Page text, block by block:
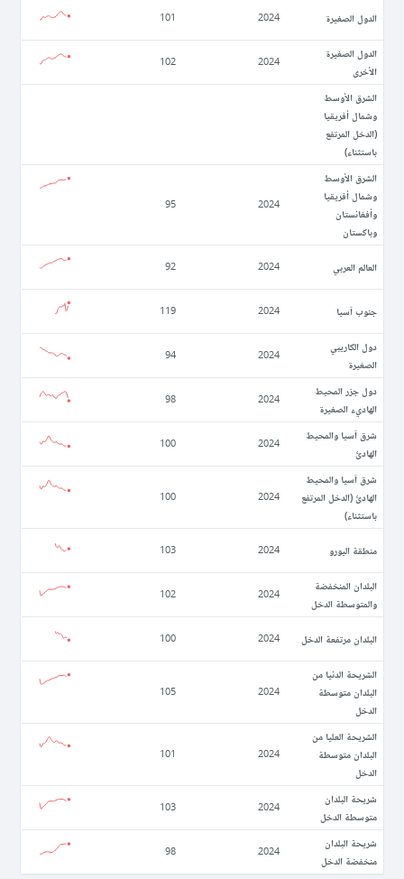
الدول الصغيرة 2024
101
الدول الصغيرة
الأخرى
2024
102
الشرق الأوسط
وشمال أفريقيا
(الدخل المرتفع
باستثناء)
الشرق الأوسط
وشمال أفريقيا
وأفغانستان
وباكستان
2024
95
العالم العربي 2024
92
جنوب آسيا 2024
119
دول الكاريبي
الصغيرة
2024
94
دول جزر المحيط
الهاديء الصغيرة
2024
98
شرق آسيا والمحيط
الهادئ
2024
100
شرق آسيا والمحيط
الهادئ (الدخل المرتفع
باستثناء)
2024
100
منطقة اليورو 2024
103
البلدان المنخفضة
والمتوسطة الدخل
2024
102
البلدان مرتفعة الدخل 2024
100
الشريحة الدنيا من
البلدان متوسطة
الدخل
2024
105
الشريحة العليا من
البلدان متوسطة
الدخل
2024
101
شريحة البلدان
متوسطة الدخل
2024
103
شريحة البلدان
منخفضة الدخل
2024
98